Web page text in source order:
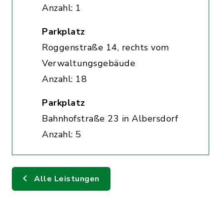
Anzahl: 1
Parkplatz
Roggenstraße 14, rechts vom
Verwaltungsgebäude
Anzahl: 18
Parkplatz
Bahnhofstraße 23 in Albersdorf
Anzahl: 5
Alle Leistungen